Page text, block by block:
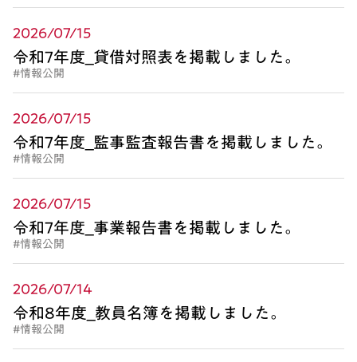
2026/07/15
令和7年度_貸借対照表を掲載しました。
#情報公開
2026/07/15
令和7年度_監事監査報告書を掲載しました。
#情報公開
2026/07/15
令和7年度_事業報告書を掲載しました。
#情報公開
2026/07/14
令和8年度_教員名簿を掲載しました。
#情報公開